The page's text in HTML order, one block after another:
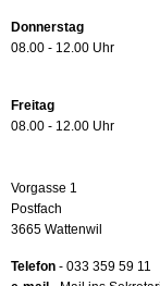
Donnerstag
08.00 - 12.00 Uhr
Freitag
08.00 - 12.00 Uhr
Vorgasse 1
Postfach
3665 Wattenwil
Telefon - 033 359 59 11